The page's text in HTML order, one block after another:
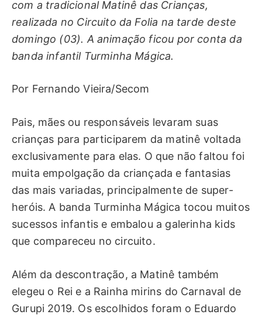
com a tradicional Matinê das Crianças,
realizada no Circuito da Folia na tarde deste
domingo (03). A animação ficou por conta da
banda infantil Turminha Mágica.
Por Fernando Vieira/Secom
Pais, mães ou responsáveis levaram suas
crianças para participarem da matinê voltada
exclusivamente para elas. O que não faltou foi
muita empolgação da criançada e fantasias
das mais variadas, principalmente de super-
heróis. A banda Turminha Mágica tocou muitos
sucessos infantis e embalou a galerinha kids
que compareceu no circuito.
Além da descontração, a Matinê também
elegeu o Rei e a Rainha mirins do Carnaval de
Gurupi 2019. Os escolhidos foram o Eduardo